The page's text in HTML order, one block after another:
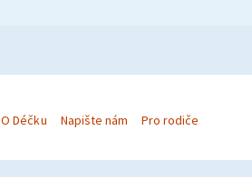
O Déčku Napište nám Pro rodiče